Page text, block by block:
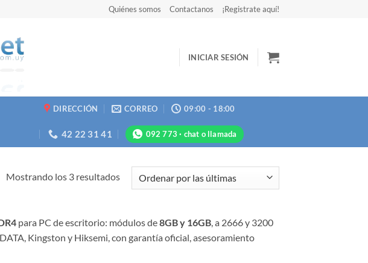
Quiénes somos Contactanos ¡Registrate aquí!
INICIAR SESIÓN
DIRECCIÓN CORREO 09:00 - 18:00
42 22 31 41 092 773 · chat o llamada
Mostrando los 3 resultadosOrdenado
por
recientes
para PC de escritorio: módulos de8GB y 16GB, a 2666 y 3200
Kingston y Hiksemi, con garantía oficial, asesoramiento